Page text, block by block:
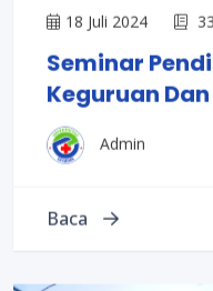
18 Juli 2024
Seminar
Keguruan
Admin
Baca